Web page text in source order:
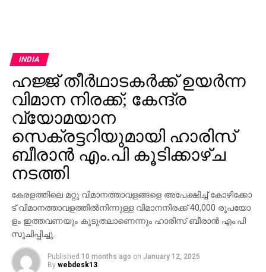
INDIA
ഹജ്ജ് തീർഥാടകർക്ക്​ ഉയർന്ന
വിമാന നിരക്ക്; കേന്ദ്ര
വ്യോമയാന
സെക്രട്ടറിയുമായി ഹാരിസ്
ബീരാൻ എം.പി കൂടിക്കാഴ്ച
നടത്തി
കേ​ര​ള​ത്തി​ലെ മ​റ്റു വി​മാ​ന​ത്താ​വ​ള​ങ്ങ​ളെ അ​പേ​ക്ഷി​ച്ച് കോ​ഴി​ക്കോ​
ട് വി​മാ​ന​ത്താ​വ​ള​ത്തി​ൽ​നി​ന്നു​ള്ള വി​മാ​ന​നി​ര​ക്ക് 40,000 രൂ​പ​യോ​
ളം ഇ​ത്ത​വ​ണ​യും കൂ​ടു​ത​ലാ​ണെ​ന്നും ഹാ​രി​സ് ബീ​രാ​ൻ എം.​പി
സൂ​ചി​പ്പി​ച്ചു.
Published 10 months ago on January 12, 2025
By webdesk13